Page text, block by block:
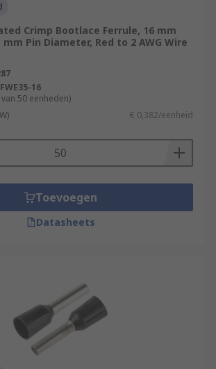
Crimp Bootlace Ferrule, 16 mm
Pin Diameter, Red to 2 AWG Wire
FWE35-16
50 eenheden)
€ 0,382/eenheid
Toevoegen
Datasheets